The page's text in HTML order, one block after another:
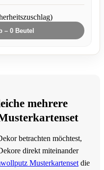
– 0 Beutel
mehrere
betrachten möchtest,
direkt miteinander
Musterkartenset die